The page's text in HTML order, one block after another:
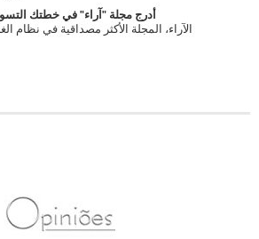
أدرج مجلة "آراء" في خطتك
الآراء، المجلة الأكثر مصداقية في نظام